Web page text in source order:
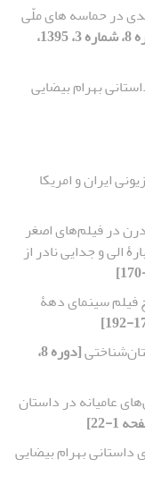
در حماسه های ملّی
[دوره 8، شماره 3، 1395،
بهرام بیضایی
ایران و امریکا
در فیلم‌های اصغر
الی و جدایی نادر از
فیلم سینمای دهۀ
[دوره 8،
عامیانه در داستان
داستانی بهرام بیضایی